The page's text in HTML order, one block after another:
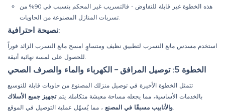
هذه الخطوة غير قابلة للتفاوض - فالتسريب غير المحكم يتسبب في 90% من
تسربات المنازل المصنوعة من الحاويات.
نصيحة احترافية:
استخدم مسدس مانع التسرب لتطبيق نظيف ومتساوٍ. امسح مانع التسرب الزائد فوراً
للحصول على لمسة نهائية أنيقة.
الخطوة 5: توصيل المرافق – الكهرباء والماء والصرف الصحي
تتمثل الخطوة الأخيرة في توصيل منزلك المصنوع من حاويات قابلة للتوسيع
بالخدمات الأساسية، مما يجعله مساحة معيشة متكاملة. يتمتجهيز جميع الأسلاك
والأنابيب مسبقًا في المصنع، مما يُسهّل عملية التوصيل في الموقع.